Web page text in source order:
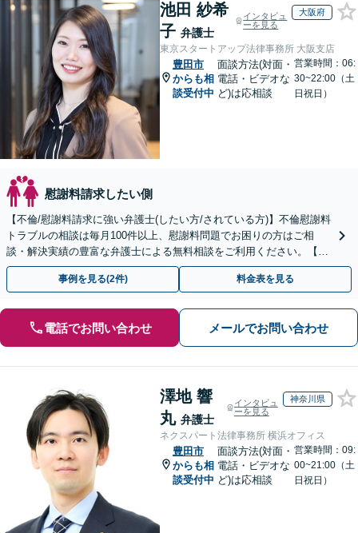
池田 紗希
子 弁護士
インタビュ
ーを見る
大阪府
東京スタートアップ法律事務所 大阪支店
豊田市
からも相
談受付中
面談方法(対面・
電話・ビデオな
ど)は応相談
営業時間：06:
30~22:00（土
日祝日）
慰謝料請求したい側
【不倫/慰謝料請求に強い弁護士(したい方/されている方)】不倫慰謝料
トラブルの相談は毎月100件以上、慰謝料問題でお困りの方はご相
談・解決実績の豊富な弁護士による無料相談をご利用ください。【不
倫相談は初回0円】【全国対応】
事例を見る(2件) 料金表を見る
電話でお問い合わせ メールでお問い合わせ
澤地 響
丸 弁護士
インタビュ
ーを見る
神奈川県
ネクスパート法律事務所 横浜オフィス
豊田市
からも相
談受付中
面談方法(対面・
電話・ビデオな
ど)は応相談
営業時間：09:
00~21:00（土
日祝日）